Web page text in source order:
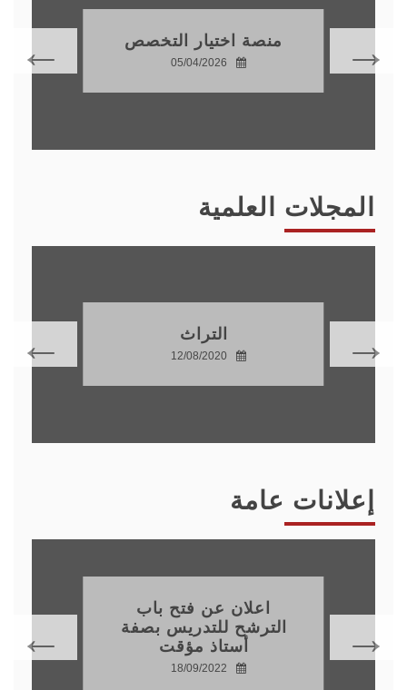
منصة اختيار التخصص
05/04/2026
المجلات العلمية
التراث
12/08/2020
إعلانات عامة
اعلان عن فتح باب
الترشح للتدريس بصفة
أستاذ مؤقت
18/09/2022